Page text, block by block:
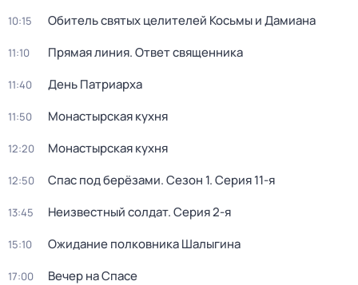
10:15 Обитель святых целителей Косьмы и Дамиана
11:10 Прямая линия. Ответ священника
11:40 Дeнь Патриаpха
11:50 Монастырская кухня
12:20 Монастырская кухня
12:50 Спас под берёзами. Сезон 1. Серия 11-я
13:45 Неизвестный солдат. Серия 2-я
15:10 Ожидание полковника Шалыгина
17:00 Вечер на Спасе